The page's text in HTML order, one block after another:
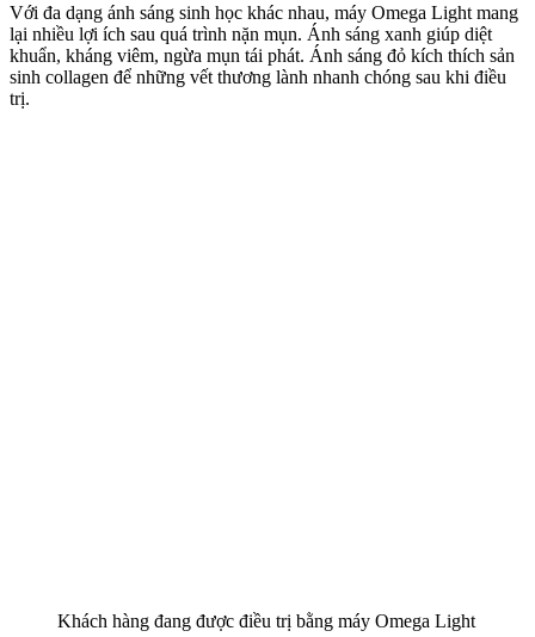
Với đa dạng ánh sáng sinh học khác nhau, máy Omega Light mang
lại nhiều lợi ích sau quá trình nặn mụn. Ánh sáng xanh giúp diệt
khuẩn, kháng viêm, ngừa mụn tái phát. Ánh sáng đỏ kích thích sản
sinh collagen để những vết thương lành nhanh chóng sau khi điều
trị.
Khách hàng đang được điều trị bằng máy Omega Light